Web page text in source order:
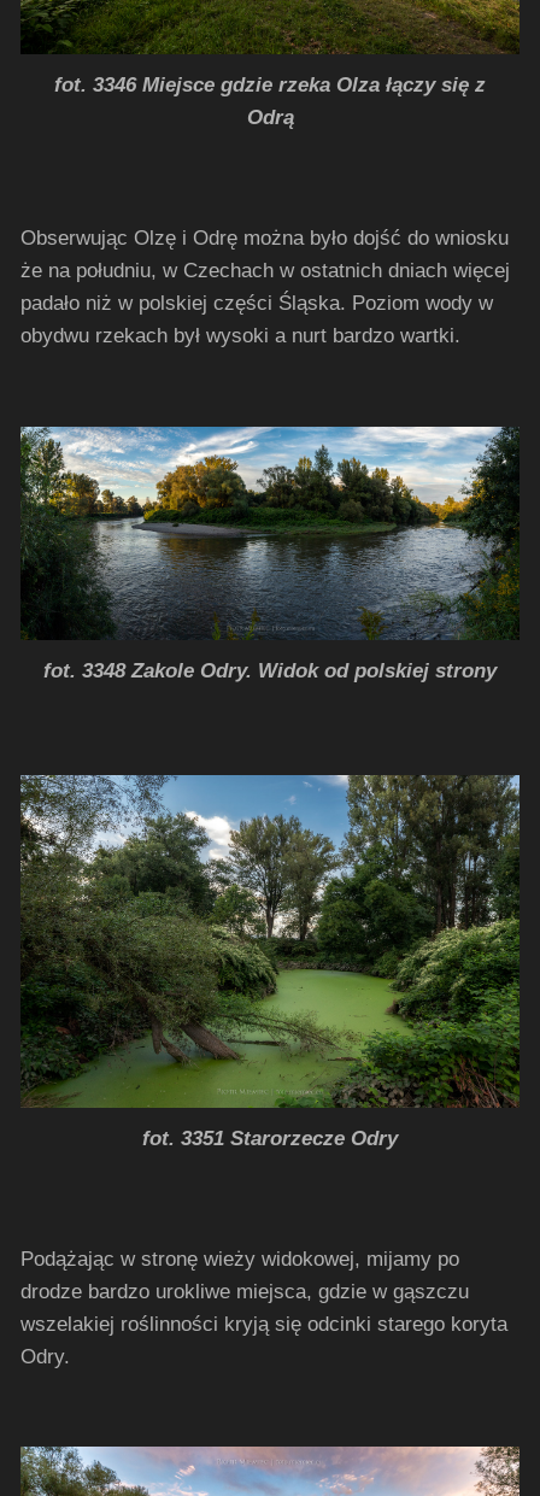
fot. 3346 Miejsce gdzie rzeka Olza łączy się z
Odrą
Obserwując Olzę i Odrę można było dojść do wniosku
że na południu, w Czechach w ostatnich dniach więcej
padało niż w polskiej części Śląska. Poziom wody w
obydwu rzekach był wysoki a nurt bardzo wartki.
fot. 3348 Zakole Odry. Widok od polskiej strony
fot. 3351 Starorzecze Odry
Podążając w stronę wieży widokowej, mijamy po
drodze bardzo urokliwe miejsca, gdzie w gąszczu
wszelakiej roślinności kryją się odcinki starego koryta
Odry.